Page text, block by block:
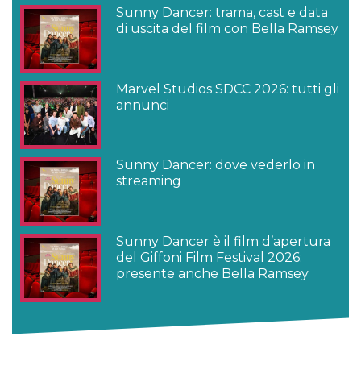
Sunny Dancer: trama, cast e data
di uscita del film con Bella Ramsey
Marvel Studios SDCC 2026: tutti gli
annunci
Sunny Dancer: dove vederlo in
streaming
Sunny Dancer è il film d’apertura
del Giffoni Film Festival 2026:
presente anche Bella Ramsey